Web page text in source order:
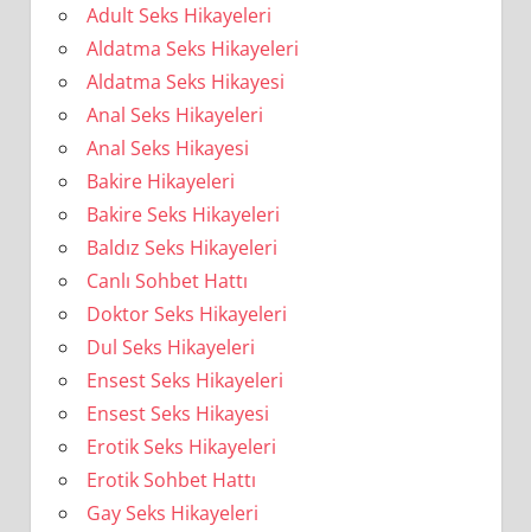
Adult Seks Hikayeleri
Aldatma Seks Hikayeleri
Aldatma Seks Hikayesi
Anal Seks Hikayeleri
Anal Seks Hikayesi
Bakire Hikayeleri
Bakire Seks Hikayeleri
Baldız Seks Hikayeleri
Canlı Sohbet Hattı
Doktor Seks Hikayeleri
Dul Seks Hikayeleri
Ensest Seks Hikayeleri
Ensest Seks Hikayesi
Erotik Seks Hikayeleri
Erotik Sohbet Hattı
Gay Seks Hikayeleri